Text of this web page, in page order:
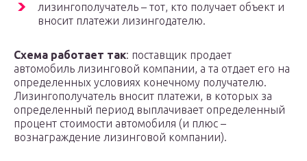
лизингополучатель – тот, кто получает объект и
вносит платежи лизингодателю.
Схема работает так: поставщик продает
автомобиль лизинговой компании, а та отдает его на
определенных условиях конечному получателю.
Лизингополучатель вносит платежи, в которых за
определенный период выплачивает определенный
процент стоимости автомобиля (и плюс –
вознаграждение лизинговой компании).